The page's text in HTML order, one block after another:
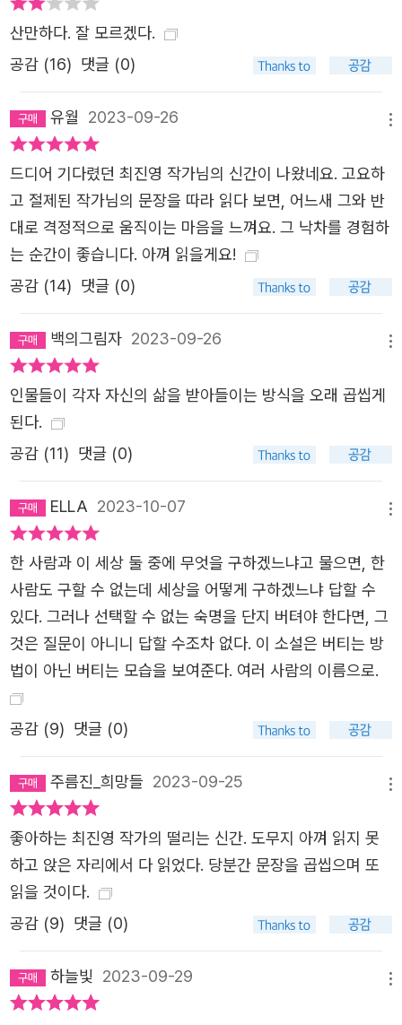
자면 인간은 순간을 사는 존재일 뿐이라고. 압도적인 자연의
스케일 가운데서 인간이란 미약하지만 그 ‘단 한 명’들의 낱
낱은 결코 가볍지 않다는 것 또한 이야기하고 싶었던 듯하
다. 목화가 중개에서 깨어난 뒤 장소를 유추해 죽은 자들의
마지막 자리를 찾아가보는 장면이 그것이다. 어떤 이는 새벽
가로등 빛이 닿는 건물 입구 계단 벽에 기대어 홀로 죽었다.
어떤 이는 늦은 밤 갓길에 세운 자동차 안에서 쪽잠을 자다
가 세상을 떠났다. 어떤 이는 이른 새벽 눈을 떠 옆에 누운
반백 년 넘게 함께한 얼굴을 한번 보고 편안한 잠 속에서 심
장이 멈췄다. 사고 현장 혹은 폭력 속에서 사라진 원통한 죽
음과 충분히 생을 누려 되살리지 않아도 좋을 죽음 등등 그
모든 마지막을 목화가 끝까지 보았다. 죽은 자가 한 대로 건
물 계단에 잠시 기대었다가 떠날 때 생수 한 통을 남겨두고
오는 목화의 발걸음에서 가까스로 살아가는 인간을 향한 작
가의 애정을 확인할 수 있다. 그리고 이제 작가가 부려놓은
이 세계를 통해 독자는 다시 한번 생각하게 된다. 하나의 그
릇에 담긴 나의 삶과 죽음을 어떻게 마주할 것인가. 어떻게
기억했으며 그와 같은 죽음을 원했다. 그러므로 남김없이 슬
퍼할 것이다. 마음껏 그리워할 것이다. 사소한 기쁨을 누릴
것이다. 후회 없이 사랑할 것이다. 그것은 목화가 원하는 삶.
둘이었다가 하나가 된 나무처럼 삶과 죽음 또한 나눌 수 없
었다._본문에서
산만하다. 잘 모르겠다.
공감 (16) 댓글 (0)
유월 2023-09-26
드디어 기다렸던 최진영 작가님의 신간이 나왔네요. 고요하
고 절제된 작가님의 문장을 따라 읽다 보면, 어느새 그와 반
대로 격정적으로 움직이는 마음을 느껴요. 그 낙차를 경험하
는 순간이 좋습니다. 아껴 읽을게요!
공감 (14) 댓글 (0)
백의그림자 2023-09-26
인물들이 각자 자신의 삶을 받아들이는 방식을 오래 곱씹게
된다.
공감 (11) 댓글 (0)
ELLA 2023-10-07
한 사람과 이 세상 둘 중에 무엇을 구하겠느냐고 물으면, 한
사람도 구할 수 없는데 세상을 어떻게 구하겠느냐 답할 수
있다. 그러나 선택할 수 없는 숙명을 단지 버텨야 한다면, 그
것은 질문이 아니니 답할 수조차 없다. 이 소설은 버티는 방
법이 아닌 버티는 모습을 보여준다. 여러 사람의 이름으로.
공감 (9) 댓글 (0)
주름진_희망들 2023-09-25
좋아하는 최진영 작가의 떨리는 신간. 도무지 아껴 읽지 못
하고 앉은 자리에서 다 읽었다. 당분간 문장을 곱씹으며 또
읽을 것이다.
공감 (9) 댓글 (0)
하늘빛 2023-09-29